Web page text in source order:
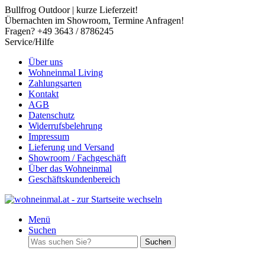
Bullfrog Outdoor | kurze Lieferzeit!
Übernachten im Showroom, Termine Anfragen!
Fragen? +49 3643 / 8786245
Service/Hilfe
Über uns
Wohneinmal Living
Zahlungsarten
Kontakt
AGB
Datenschutz
Widerrufsbelehrung
Impressum
Lieferung und Versand
Showroom / Fachgeschäft
Über das Wohneinmal
Geschäftskundenbereich
Menü
Suchen
Suchen